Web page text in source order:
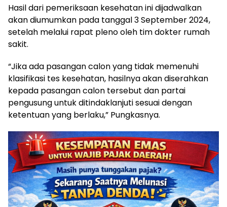
Hasil dari pemeriksaan kesehatan ini dijadwalkan
akan diumumkan pada tanggal 3 September 2024,
setelah melalui rapat pleno oleh tim dokter rumah
sakit.
“Jika ada pasangan calon yang tidak memenuhi
klasifikasi tes kesehatan, hasilnya akan diserahkan
kepada pasangan calon tersebut dan partai
pengusung untuk ditindaklanjuti sesuai dengan
ketentuan yang berlaku,” Pungkasnya.